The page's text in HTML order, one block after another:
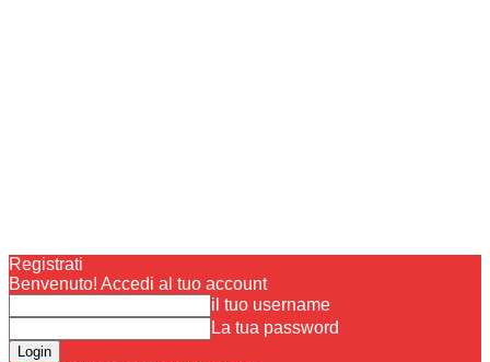
Registrati
Benvenuto! Accedi al tuo account
il tuo username
La tua password